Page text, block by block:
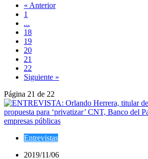
« Anterior
1
...
18
19
20
21
22
Siguiente »
Página 21 de 22
Entrevistas
2019/11/06